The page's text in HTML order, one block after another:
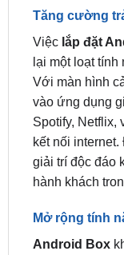
lại một loạt tính
Với màn hình
vào ứng dụng
Spotify, Netflix,
kết nối internet.
giải trí độc đáo
hành khách
Mở rộng tính
mà còn mở
Bluetooth, Wi-